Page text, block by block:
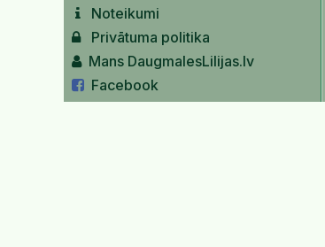
Noteikumi
Privātuma politika
Mans DaugmalesLilijas.lv
Facebook